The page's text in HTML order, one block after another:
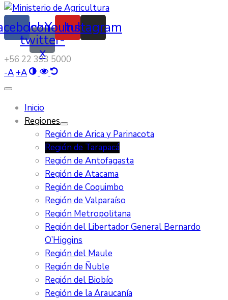
Icon-
twitter-
x
Youtube
Instagram
‭+56 22 393 5000‬
-A +A
Inicio
Regiones
Región de Arica y Parinacota
Región de Tarapacá
Región de Antofagasta
Región de Atacama
Región de Coquimbo
Región de Valparaíso
Región Metropolitana
Región del Libertador General Bernardo
O’Higgins
Región del Maule
Región de Ñuble
Región del Biobío
Región de la Araucanía